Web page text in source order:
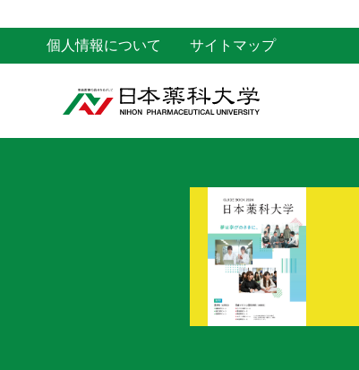
個人情報について サイトマップ